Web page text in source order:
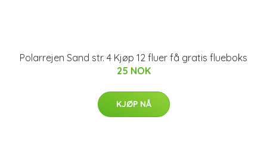
Polarrejen Sand str. 4 Kjøp 12 fluer få gratis flueboks
25 NOK
KJØP NÅ